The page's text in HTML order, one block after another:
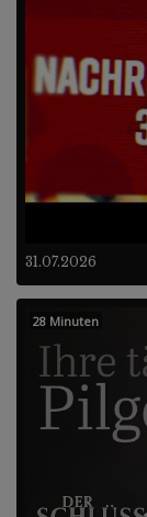
31.07.2026
28 Minuten